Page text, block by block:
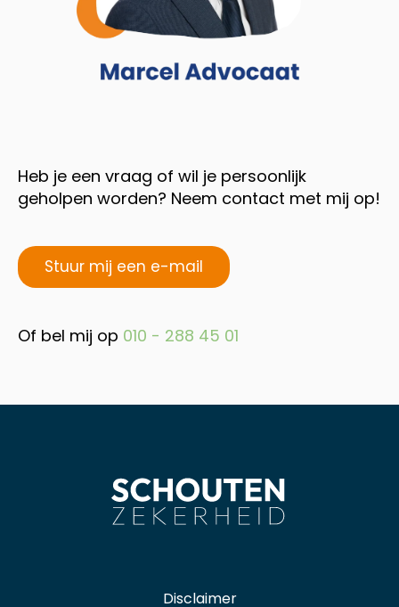
Heb je een vraag of wil je persoonlijk
geholpen worden? Neem contact met mij op!
Stuur mij een e-mail
Of bel mij op 010 - 288 45 01
Disclaimer